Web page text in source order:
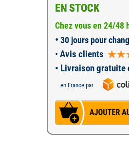
EN STOCK
Chez vous en 24/48
• 30 jours pour
• Avis clients
• Livraison gratuite
en France par